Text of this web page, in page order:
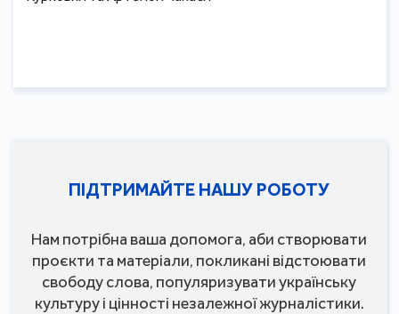
ПІДТРИМАЙТЕ НАШУ РОБОТУ
Нам потрібна ваша допомога, аби створювати
проєкти та матеріали, покликані відстоювати
свободу слова, популяризувати українську
культуру і цінності незалежної журналістики.